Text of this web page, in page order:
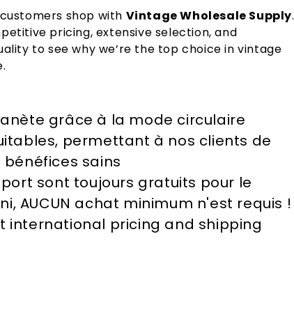
customers shop with Vintage Wholesale Supply.
pricing, extensive selection, and
to see why we’re the top choice in vintage
grâce à la mode circulaire
permettant à nos clients de
sains
port sont toujours gratuits pour le
AUCUN achat minimum n'est requis !
international pricing and shipping